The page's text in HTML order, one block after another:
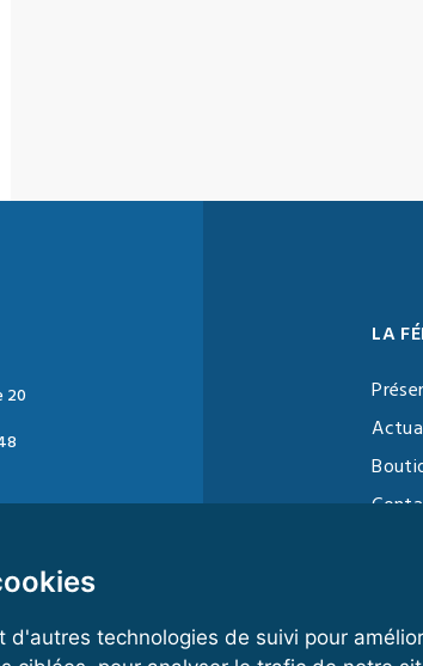
d'autres technologies de suivi pour
20
LA